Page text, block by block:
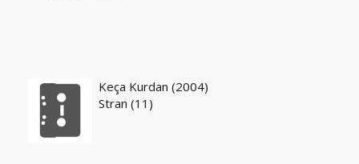
Keça Kurdan (2004)
Stran (11)